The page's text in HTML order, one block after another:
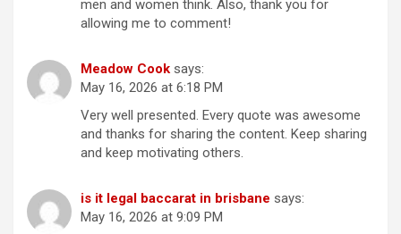
men and women think. Also, thank you for
allowing me to comment!
Meadow Cook says:
May 16, 2026 at 6:18 PM
Very well presented. Every quote was awesome
and thanks for sharing the content. Keep sharing
and keep motivating others.
is it legal baccarat in brisbane says:
May 16, 2026 at 9:09 PM